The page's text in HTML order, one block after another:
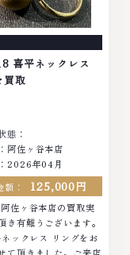
た腕時計、多くのお品
取りを実現しており、
値段の付かなかったお
一点一点丁寧に無料で
。お気軽にご連絡くだ
喜平ネックレス
買取
態：
阿佐ヶ谷本店
2026年04月
額：
125,000円
佐ヶ谷本店の買取実
き有難うございます。
ックレス リングをお